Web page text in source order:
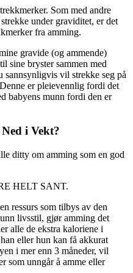
Som med andre
under graviditet, er det
fra amming.
gravide (og ammende)
sine bryster sammen med
sannsynligvis vil strekke seg på
er pleievennlig fordi det
babyens munn fordi den er
i Vekt?
ditty om amming som en god
HELT SANT.
ressurs som tilbys av den
livsstil, gjør amming det
alle de ekstra kaloriene i
eller hun kan få akkurat
i mer enn 3 måneder, vil
som unngår å amme eller